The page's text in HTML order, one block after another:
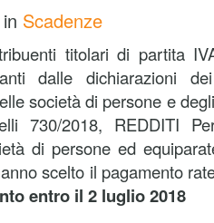
in Scadenze
titolari di partita
dalle dichiarazioni
società di persone e
730/2018, REDDITI
di persone ed
scelto il pagamento
entro il 2 luglio 2018